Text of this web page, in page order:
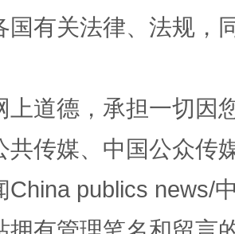
国有关法律、法规，
上道德，承担一切因
共传媒、中国公众传
China publics news/